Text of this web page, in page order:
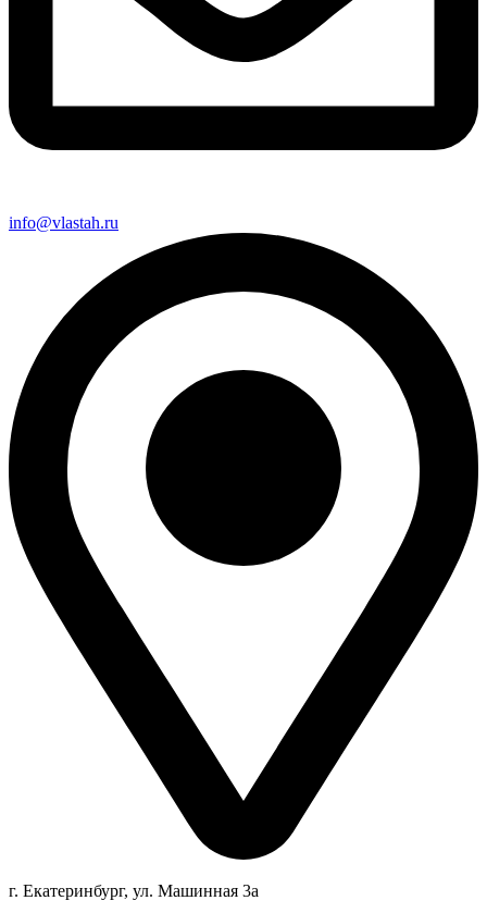
info@vlastah.ru
г. Екатеринбург, ул. Машинная 3а